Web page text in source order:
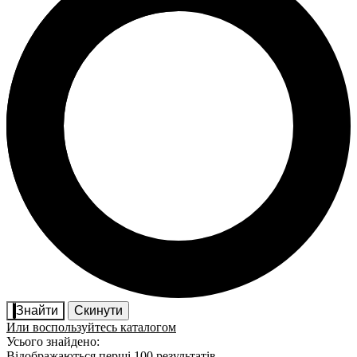
Знайти
Скинути
Или воспользуйтесь каталогом
Усього знайдено: